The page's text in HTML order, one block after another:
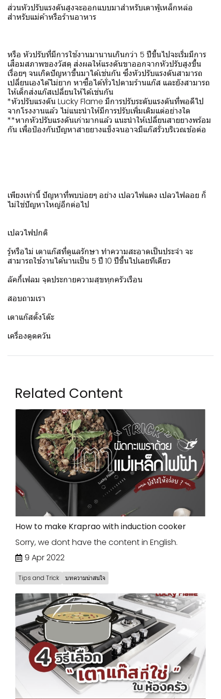
ส่วนหัวปรับแรงดันสูงจะออกแบบมาสำหรับเตาฟู่เหล็กหล่อ
สำหรับแม่ค้าหรือร้านอาหาร
หรือ หัวปรับที่มีการใช้งานมานานเกินกว่า 5 ปีขึ้นไปจะเริ่มมีการ
เสื่อมสภาพของวัสดุ ส่งผลให้แรงดันขาออกจากหัวปรับสูงขึ้น
เรื่อยๆ จนเกิดปัญหาขึ้นมาได้เช่นกัน ซึ่งหัวปรับแรงดันสามารถ
เปลี่ยนเองได้ไม่ยาก หาซื้อได้ทั่วไปตามร้านแก๊ส และยังสามารถ
ให้เด็กส่งแก๊สเปลี่ยนให้ได้เช่นกัน
*หัวปรับแรงดัน Lucky Flame มีการปรับระดับแรงดันที่พอดีไป
จากโรงงานแล้ว ไม่แนะนำให้มีการปรับเพิ่มเติมแต่อย่างใด
**หากหัวปรับแรงดันเก่ามากแล้ว แนะนำให้เปลี่ยนสายยางพร้อม
กัน เพื่อป้องกันปัญหาสายยางแข็งจนอาจมีแก๊สรั่วบริเวณข้อต่อ
เพียงเท่านี้ ปัญหาที่พบบ่อยๆ อย่าง เปลวไฟแดง เปลวไฟลอย ก็
ไม่ใช่ปัญหาใหญ่อีกต่อไป
เปลวไฟปกติ
รู้หรือไม่ เตาแก๊สที่ดูแลรักษา ทำความสะอาดเป็นประจำ จะ
สามารถใช้งานได้นานเป็น 5 ปี 10 ปีขึ้นไปเลยทีเดียว
ลัคกี้เฟลม จุดประกายความสุขทุกครัวเรือน
สอบถามเรา
เตาแก๊สตั้งโต๊ะ
เครื่องดูดควัน
Related Content
How to make Kraprao with induction cooker
Sorry, we dont have the content in English.
9 Apr 2022
Tips and Trick บทความน่าสนใจ